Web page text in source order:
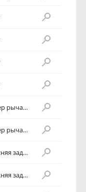
Буфер рычага петли багажника
Буфер рычага петли багажника
Верхняя задняя панель в сборе
Верхняя задняя панель в сборе